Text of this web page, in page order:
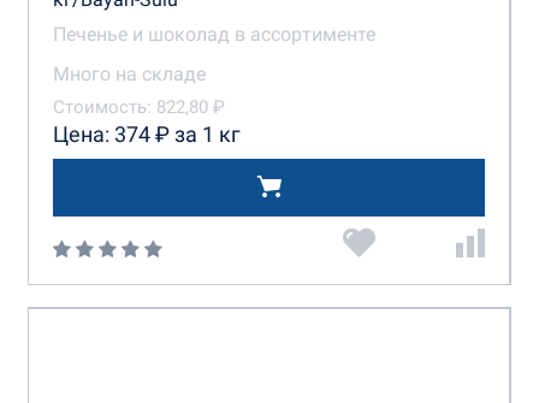
Печенье и шоколад в ассортименте
Много на складе
Стоимость: 822,80 ₽
Цена: 374 ₽ за 1 кг